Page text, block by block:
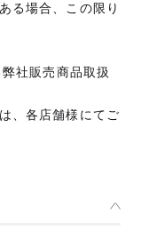
る場合、この限り
社販売商品取扱
、各店舗様にてご